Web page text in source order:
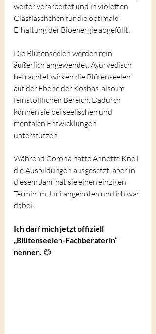
weiter verarbeitet und in violetten
Glasfläschchen für die optimale
Erhaltung der Bioenergie abgefüllt.
Die Blütenseelen werden rein
äußerlich angewendet. Ayurvedisch
betrachtet wirken die Blütenseelen
auf der Ebene der Koshas, also im
feinstofflichen Bereich. Dadurch
können sie bei seelischen und
mentalen Entwicklungen
unterstützen.
Während Corona hatte Annette Knell
die Ausbildungen ausgesetzt, aber in
diesem Jahr hat sie einen einzigen
Termin im Juni angeboten und ich war
dabei.
Ich darf mich jetzt offiziell
„Blütenseelen-Fachberaterin“
nennen. 😊